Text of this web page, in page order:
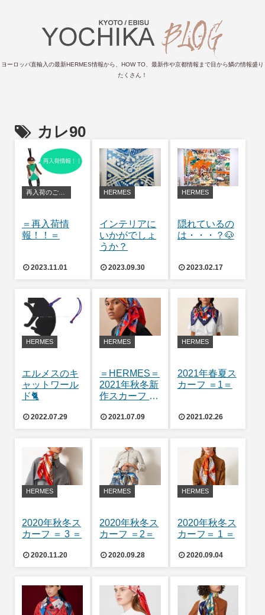
ヨーロッパ直輸入の最新HERMES情報から、HOW TO、最新作や京都情報まで目から鱗の情報盛り
たくさん！
カレ90
再入荷のご案内
＝再入荷情
報！！＝
2023.11.01
HERMES
インテリアに
いかがでしょ
うか？
2023.09.30
HERMES
隠れているの
は・・・？🐶
2023.02.17
HERMES
エルメスのキ
ャットワール
ド🐈
2022.07.29
HERMES
＝HERMES＝
2021年秋冬新
作スカーフ カ
2021.07.09
HERMES
2021年春夏ス
カーフ ＝1＝
2021.02.26
HERMES
2020年秋冬ス
カーフ ＝ 3 ＝
2020.11.20
HERMES
2020年秋冬ス
カーフ ＝2＝
2020.09.28
HERMES
2020年秋冬ス
カーフ＝ 1 ＝
2020.09.04